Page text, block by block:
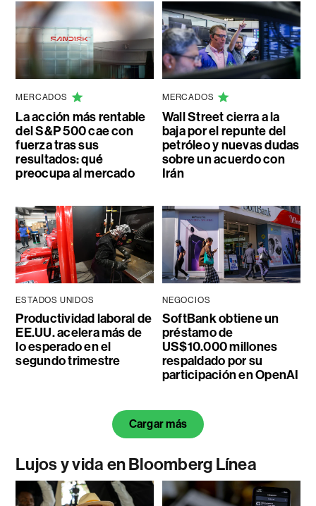
MERCADOS
La acción más rentable
del S&P 500 cae con
fuerza tras sus
resultados: qué
preocupa al mercado
MERCADOS
Wall Street cierra a la
baja por el repunte del
petróleo y nuevas dudas
sobre un acuerdo con
Irán
ESTADOS UNIDOS
Productividad laboral de
EE.UU. acelera más de
lo esperado en el
segundo trimestre
NEGOCIOS
SoftBank obtiene un
préstamo de
US$10.000 millones
respaldado por su
participación en OpenAI
Cargar más
Lujos y vida en Bloomberg Línea